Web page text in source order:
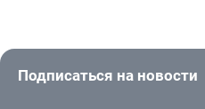
Подписаться на новости